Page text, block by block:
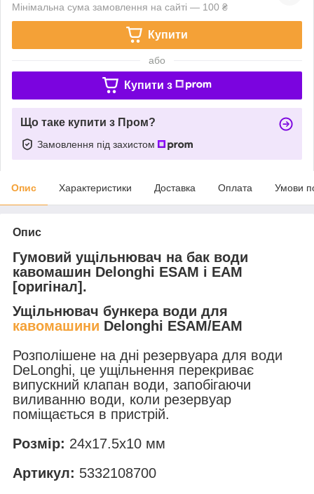
Мінімальна сума замовлення на сайті — 100 ₴
Купити
або
Купити з
Що таке купити з Пром?
Замовлення під захистом
Опис Характеристики Доставка Оплата Умови
Опис
Гумовий ущільнювач на бак води
кавомашин Delonghi ESAM і EAM
[оригінал].
Ущільнювач бункера води для
кавомашини Delonghi ESAM/EAM
Розполішене на дні резервуара для води
DeLonghi, це ущільнення перекриває
випускний клапан води, запобігаючи
виливанню води, коли резервуар
поміщається в пристрій.
Розмір: 24x17.5x10 мм
Артикул: 5332108700